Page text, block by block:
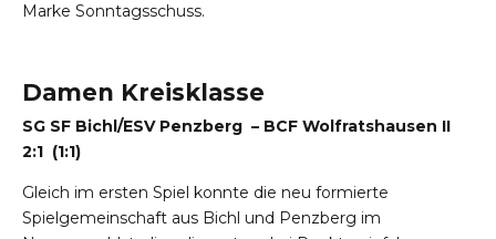
Marke Sonntagsschuss.
Damen Kreisklasse
SG SF Bichl/ESV Penzberg – BCF Wolfratshausen II
2:1 (1:1)
Gleich im ersten Spiel konnte die neu formierte
Spielgemeinschaft aus Bichl und Penzberg im